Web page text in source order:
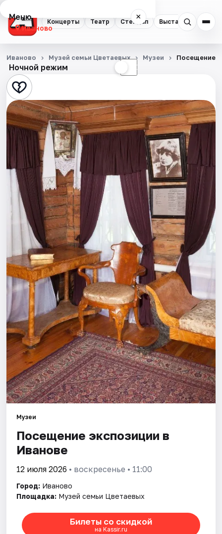
Концерты Театр Стендап Выставки Спорт
Меню ×
Иваново
Концерты
Театр
Стендап
Выставки
Спорт
События
Города
Площадки
Артисты
Рейтинги
Ночной режим ☾
Иваново Музей семьи Цветаевых Музеи Посещение
Музеи
Посещение экспозиции в
Иванове
12 июля 2026 • воскресенье • 11:00
Город: Иваново
Площадка: Музей семьи Цветаевых
Билеты со скидкой
на Kassir.ru